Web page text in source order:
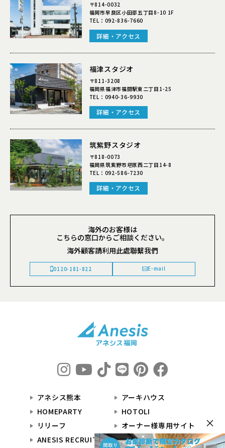
〒814-0032
福岡市早良区小田部五丁目8-10 1F
TEL： 092-836-7660
詳細・アクセス
福津スタジオ
〒811-3208
福岡県福津市福間駅東二丁目1-25
TEL： 0940-36-9930
詳細・アクセス
筑紫野スタジオ
〒818-0073
福岡県筑紫野市塔原西二丁目14-8
TEL： 092-586-7230
詳細・アクセス
海外のお客様は
こちらの窓口からご相談ください。
海外顧客請利用此處聯繫我們
0120-181-822 E-mail
アネシス熊本
アーキハウス
HOMEPARTY
HOTOLI
リリーフ
オーナー様専用サイト
ANESIS RECRUIT
×